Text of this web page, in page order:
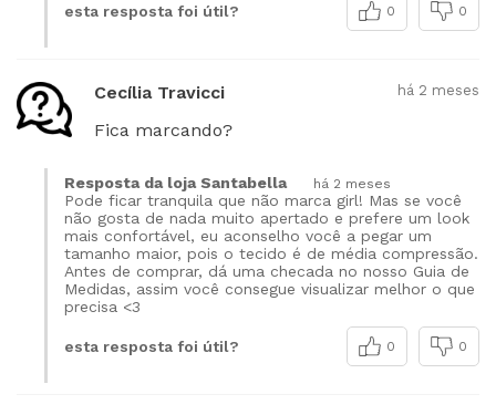
esta resposta foi útil? 0 0
Cecília Travicci há 2 meses
Fica marcando?
Resposta da loja Santabella há 2 meses
Pode ficar tranquila que não marca girl! Mas se você
não gosta de nada muito apertado e prefere um look
mais confortável, eu aconselho você a pegar um
tamanho maior, pois o tecido é de média compressão.
Antes de comprar, dá uma checada no nosso Guia de
Medidas, assim você consegue visualizar melhor o que
precisa <3
esta resposta foi útil? 0 0